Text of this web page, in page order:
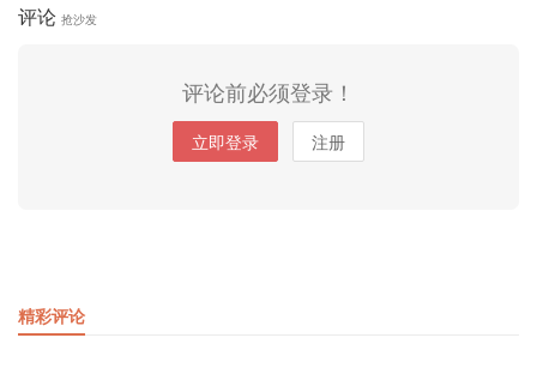
评论 抢沙发
评论前必须登录！
立即登录 注册
精彩评论